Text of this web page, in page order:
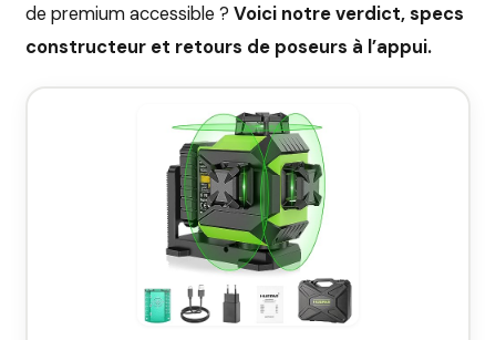
de premium accessible ? Voici notre verdict, specs
constructeur et retours de poseurs à l’appui.